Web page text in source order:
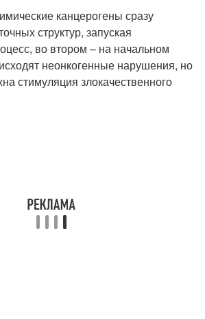
канцерогены сразу
структур, запуская
во втором – на начальном
неонкогенные нарушения, но
стимуляция злокачественного